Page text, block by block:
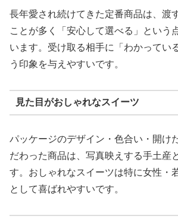
長年愛され続けてきた定番商品は、渡
ことが多く「安心して選べる」という
います。受け取る相手に「わかってい
う印象を与えやすいです。
見た目がおしゃれなスイーツ
パッケージのデザイン・色合い・開け
だわった商品は、写真映えする手土産
す。おしゃれなスイーツは特に女性・
として喜ばれやすいです。